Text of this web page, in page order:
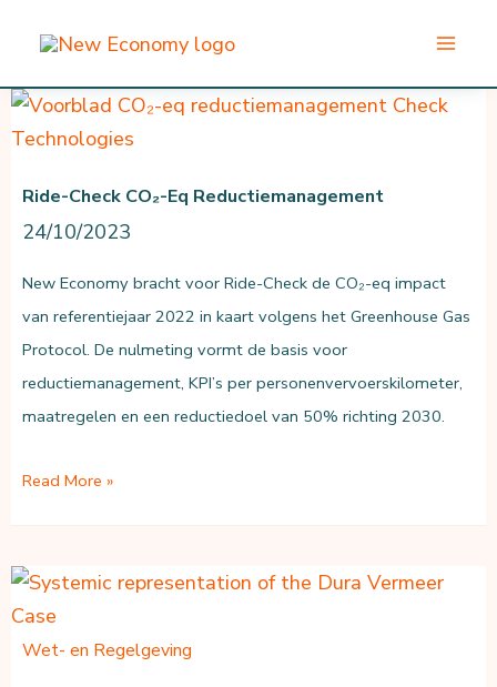
de
inhoud
Ride-Check CO₂-Eq Reductiemanagement
24/10/2023
New Economy bracht voor Ride-Check de CO₂-eq impact
van referentiejaar 2022 in kaart volgens het Greenhouse Gas
Protocol. De nulmeting vormt de basis voor
reductiemanagement, KPI’s per personenvervoerskilometer,
maatregelen en een reductiedoel van 50% richting 2030.
Ride-
eq
reductiemanagement
Read More »
Wet- en Regelgeving